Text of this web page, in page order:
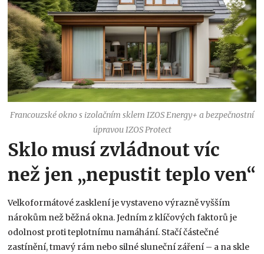
Francouzské okno s izolačním sklem IZOS Energy+ a bezpečnostní
úpravou IZOS Protect
Sklo musí zvládnout víc
než jen „nepustit teplo ven“
Velkoformátové zasklení je vystaveno výrazně vyšším
nárokům než běžná okna. Jedním z klíčových faktorů je
odolnost proti teplotnímu namáhání. Stačí částečné
zastínění, tmavý rám nebo silné sluneční záření – a na skle